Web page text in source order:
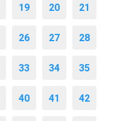
19 20 21
26 27 28
33 34 35
40 41 42